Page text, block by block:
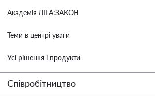
Академія ЛІГА:ЗАКОН
Теми в центрі уваги
Усі рішення і продукти
Співробітництво